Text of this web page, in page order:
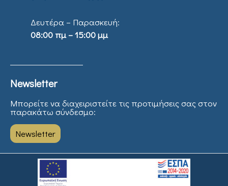
Δευτέρα – Παρασκευή:
08:00 πμ – 15:00 μμ
Newsletter
Μπορείτε να διαχειριστείτε τις προτιμήσεις σας στον
παρακάτω σύνδεσμο:
Newsletter